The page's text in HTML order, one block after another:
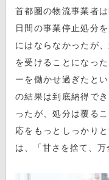
首都圏の物流事業者
日間の事業停止処分
にはならなかったが
を受けることになっ
ーを働かせ過ぎたと
の結果は到底納得で
ったが、処分は覆る
応をもっとしっかり
は、「甘さを捨て、万